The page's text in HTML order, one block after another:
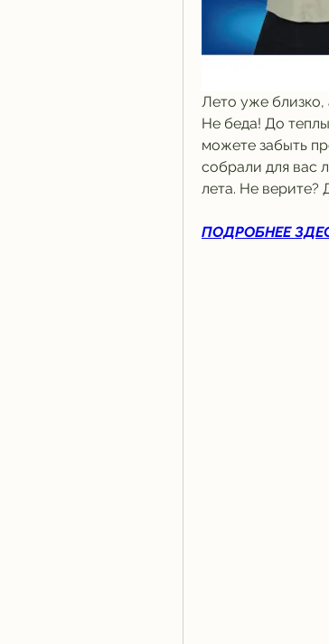
Лето уже близко,
Не беда! До
можете забыть
собрали для вас
лета. Не верите?
ПОДРОБНЕЕ